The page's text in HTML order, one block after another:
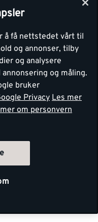
å få nettstedet vårt til
og annonser, tilby
og analysere
og måling.
bruker
Privacy Les mer
om personvern